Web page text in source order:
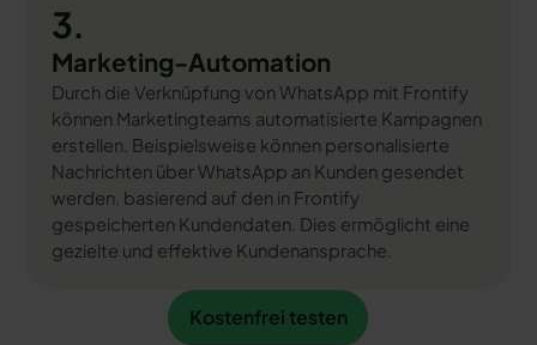
3.
Marketing-Automation
Durch die Verknüpfung von WhatsApp mit Frontify
können Marketingteams automatisierte Kampagnen
erstellen. Beispielsweise können personalisierte
Nachrichten über WhatsApp an Kunden gesendet
werden, basierend auf den in Frontify
gespeicherten Kundendaten. Dies ermöglicht eine
gezielte und effektive Kundenansprache.
Kostenfrei testen
Kostenfrei testen